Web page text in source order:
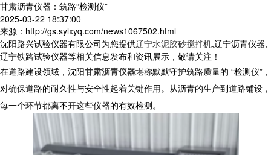
甘肃沥青仪器：筑路“检测仪”
2025-03-22 18:37:00
来源：http://gs.sylxyq.com/news1067502.html
沈阳路兴试验仪器有限公司为您提供辽宁水泥胶砂搅拌机,辽宁沥青仪器,
辽宁铁路试验仪器等相关信息发布和资讯展示，敬请关注！
在道路建设领域，沈阳甘肃沥青仪器堪称默默守护筑路质量的 “检测仪”，
对确保道路的耐久性与安全性起着关键作用。从沥青的生产到道路铺设，
每一个环节都离不开这些仪器的有效检测。